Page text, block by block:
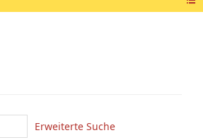
Erweiterte Suche